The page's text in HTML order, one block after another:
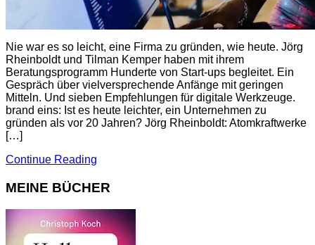
Nie war es so leicht, eine Firma zu gründen, wie heute. Jörg
Rheinboldt und Tilman Kemper haben mit ihrem
Beratungsprogramm Hunderte von Start-ups begleitet. Ein
Gespräch über vielversprechende Anfänge mit geringen
Mitteln. Und sieben Empfehlungen für digitale Werkzeuge.
brand eins: Ist es heute leichter, ein Unternehmen zu
gründen als vor 20 Jahren? Jörg Rheinboldt: Atomkraftwerke
[…]
Continue Reading
MEINE BÜCHER